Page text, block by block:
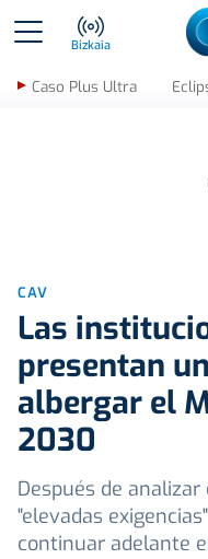
Bizkaia
Caso Plus Ultra
CAV
Las
presentan
albergar el
2030
Después de
"elevadas
continuar adelante